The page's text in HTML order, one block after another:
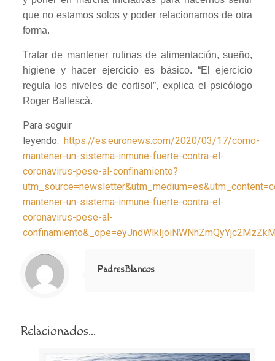
que no estamos solos y poder relacionarnos de otra
forma.
Tratar de mantener rutinas de alimentación, sueño,
higiene y hacer ejercicio es básico. “El ejercicio
regula los niveles de cortisol”, explica el psicólogo
Roger Ballescà.
Para seguir
leyendo: https://es.euronews.com/2020/03/17/como-
mantener-un-sistema-inmune-fuerte-contra-el-
coronavirus-pese-al-confinamiento?
mantener-un-sistema-inmune-fuerte-contra-el-
coronavirus-pese-al-
Notice
: Trying to access array offset on value of type null in
/home/misioner/public_html/padresblancos/themes/betheme/includes/content-single.php
on line
286
PadresBlancos
Relacionados...